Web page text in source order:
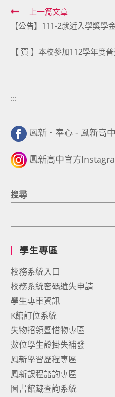
Read
more
articles
上一篇文章
【公告】111-2就近入學獎學
【 賀 】本校參加112學年度
:::
鳳新・奉心 - 鳳新高中
鳳新高中官方
搜尋
學生專區
校務系統入口
校務系統密碼遺失申請
學生專車資訊
K館訂位系統
失物招領暨惜物專區
數位學生證掛失補發
鳳新學習歷程專區
鳳新課程諮詢專區
圖書館藏查詢系統